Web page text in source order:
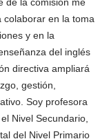
colaborar en la toma
y en la
del inglés
directiva ampliará
gestión,
Soy profesora
Nivel Secundario,
del Nivel Primario